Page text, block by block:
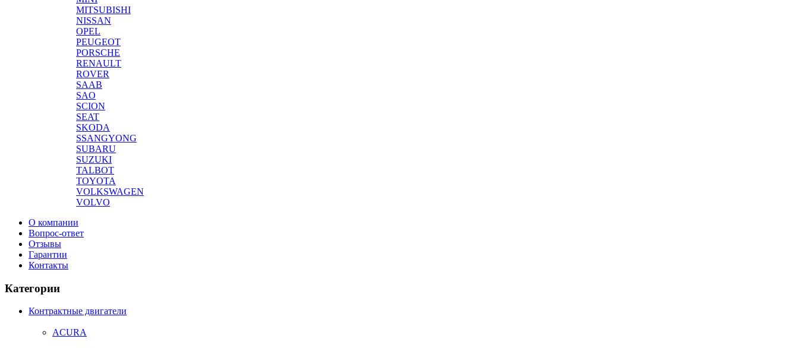
MITSUBISHI
NISSAN
OPEL
PEUGEOT
PORSCHE
RENAULT
ROVER
SAAB
SAO
SCION
SEAT
SKODA
SSANGYONG
SUBARU
SUZUKI
TALBOT
TOYOTA
VOLKSWAGEN
VOLVO
О компании
Вопрос-ответ
Отзывы
Гарантии
Контакты
Категории
Контрактные двигатели
ACURA